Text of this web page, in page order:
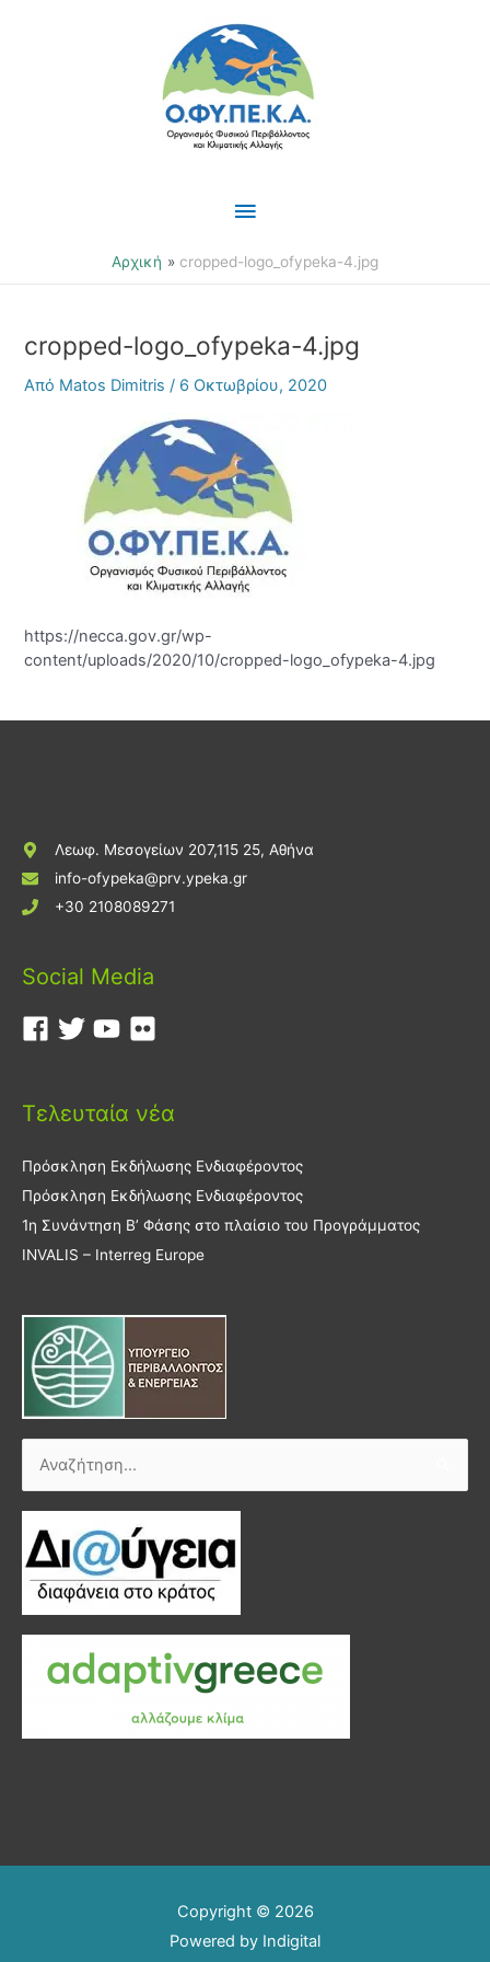
Κύριο
Μενού
Αρχική cropped-logo_ofypeka-4.jpg
cropped-logo_ofypeka-4.jpg
Από Matos Dimitris/ 6 Οκτωβρίου, 2020
https://necca.gov.gr/wp-
content/uploads/2020/10/cropped-logo_ofypeka-4.jpg
Λεωφ. Μεσογείων 207,115 25, Αθήνα
info-ofypeka@prv.ypeka.gr
+30 2108089271
Social Media
Τελευταία νέα
Πρόσκληση Εκδήλωσης Ενδιαφέροντος
Πρόσκληση Εκδήλωσης Ενδιαφέροντος
1η Συνάντηση Β’ Φάσης στο πλαίσιο του Προγράμματος
INVALIS – Interreg Europe
Αναζήτηση
Copyright © 2026
Powered by Indigital